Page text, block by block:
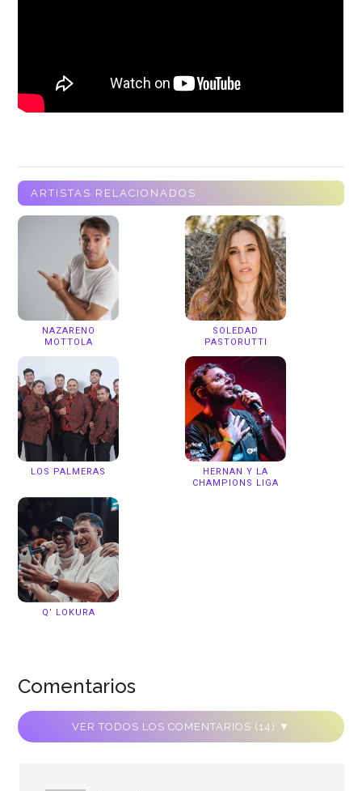
ARTISTAS RELACIONADOS
NAZARENO
MOTTOLA
SOLEDAD
PASTORUTTI
LOS PALMERAS
HERNAN Y LA
CHAMPIONS LIGA
Q’ LOKURA
Comentarios
VER TODOS LOS COMENTARIOS (14) ▼